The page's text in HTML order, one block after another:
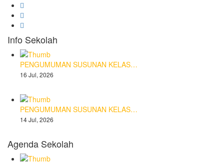
Info Sekolah
PENGUMUMAN SUSUNAN KELAS…
16 Jul, 2026
PENGUMUMAN SUSUNAN KELAS…
14 Jul, 2026
Agenda Sekolah